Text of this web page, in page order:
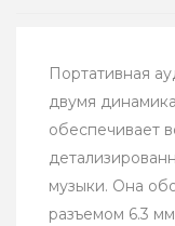
Портативная
двумя
обеспечивает
музыки. Она
разъемом 6.3